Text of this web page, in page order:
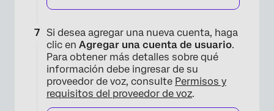
×
Si desea agregar una nueva cuenta, haga
clic en Agregar una cuenta de usuario.
Para obtener más detalles sobre qué
información debe ingresar de su
proveedor de voz, consulte Permisos y
requisitos del proveedor de voz.